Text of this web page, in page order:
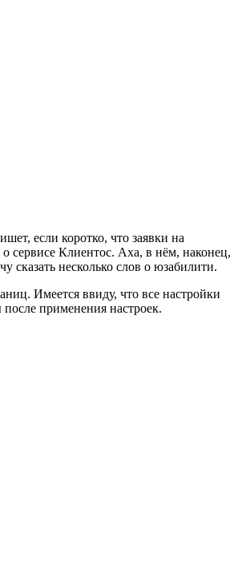
если коротко, что заявки на
сервисе Клиентос. Аха, в нём, наконец,
сказать несколько слов о юзабилити.
Имеется ввиду, что все настройки
применения настроек.